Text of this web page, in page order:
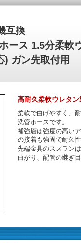
互換
ース 1.5分柔軟
) ガン先取付用
高耐久柔軟ウレタン
柔軟で曲げやすく、
洗管ホースです。
補強層は強度の高い
の接着も強固で耐久
先端金具のスズラン
曲がり、配管の継ぎ